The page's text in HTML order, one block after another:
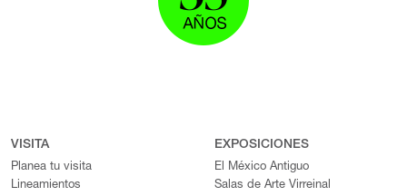
VISITA
Planea tu visita
Lineamientos
EXPOSICIONES
El México Antiguo
Salas de Arte Virreinal